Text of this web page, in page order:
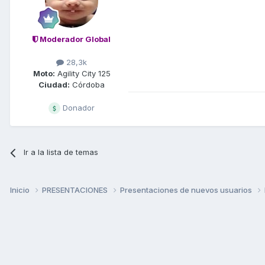
Moderador Global
28,3k
Moto: Agility City 125
Ciudad: Córdoba
Donador
Ir a la lista de temas
Inicio PRESENTACIONES Presentaciones de nuevos usuarios